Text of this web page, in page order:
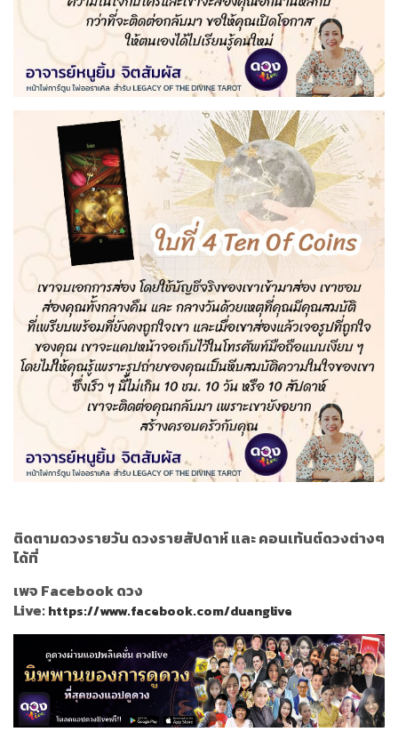
ติดตามดวงรายวัน ดวงรายสัปดาห์ และ คอนเท้นต์ดวงต่างๆ
ได้ที่
เพจ Facebook ดวง
Live:https://www.facebook.com/duanglive